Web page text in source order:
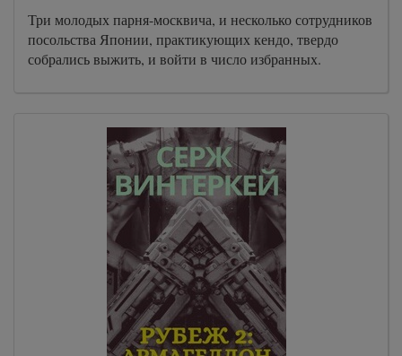
Три молодых парня-москвича, и несколько сотрудников
посольства Японии, практикующих кендо, твердо
собрались выжить, и войти в число избранных.